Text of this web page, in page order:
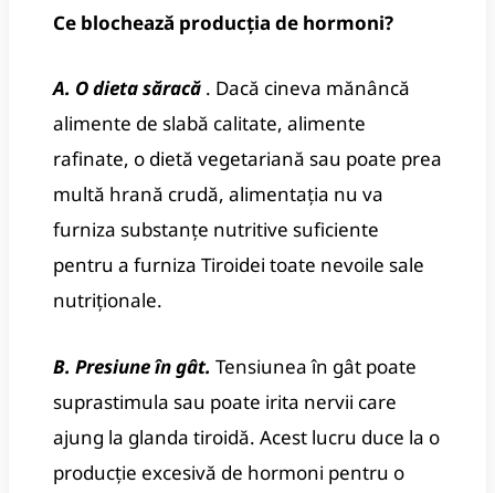
Ce blochează producția de hormoni?
A. O dieta săracă . Dacă cineva mănâncă
alimente de slabă calitate, alimente
rafinate, o dietă vegetariană sau poate prea
multă hrană crudă, alimentația nu va
furniza substanțe nutritive suficiente
pentru a furniza Tiroidei toate nevoile sale
nutriționale.
B. Presiune în gât. Tensiunea în gât poate
suprastimula sau poate irita nervii care
ajung la glanda tiroidă. Acest lucru duce la o
producție excesivă de hormoni pentru o